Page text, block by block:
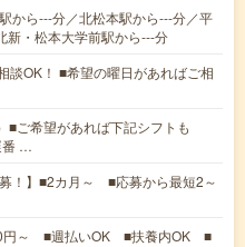
から---分／北松本駅から---分／平
新・松本大学前駅から---分
談OK！ ■希望の曜日があればご相
■ご希望があれば下記シフトも
番 …
募！】■2カ月～ ■応募から最短2～
円～ ■週払いOK ■扶養内OK ■